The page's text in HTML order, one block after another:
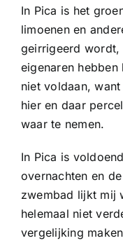
In Pica is het
limoenen en
geirrigeerd wordt,
eigenaren
niet voldaan,
hier en daar
waar te nemen.
In Pica is
overnachten en
zwembad lijkt mij
helemaal niet
vergelijking